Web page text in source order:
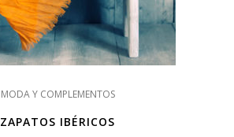
MODA Y COMPLEMENTOS
ZAPATOS IBÉRICOS